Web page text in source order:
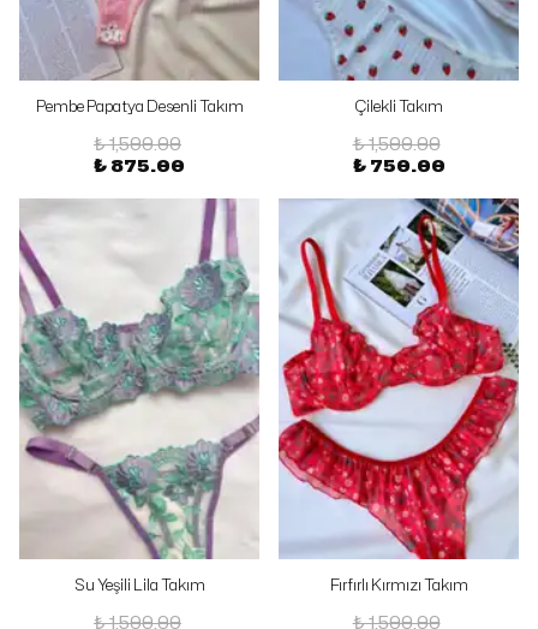
Pembe Papatya Desenli Takım
₺ 1,500.00
₺ 875.00
Çilekli Takım
₺ 1,500.00
₺ 750.00
Su Yeşili Lila Takım
₺ 1,500.00
Fırfırlı Kırmızı Takım
₺ 1,500.00